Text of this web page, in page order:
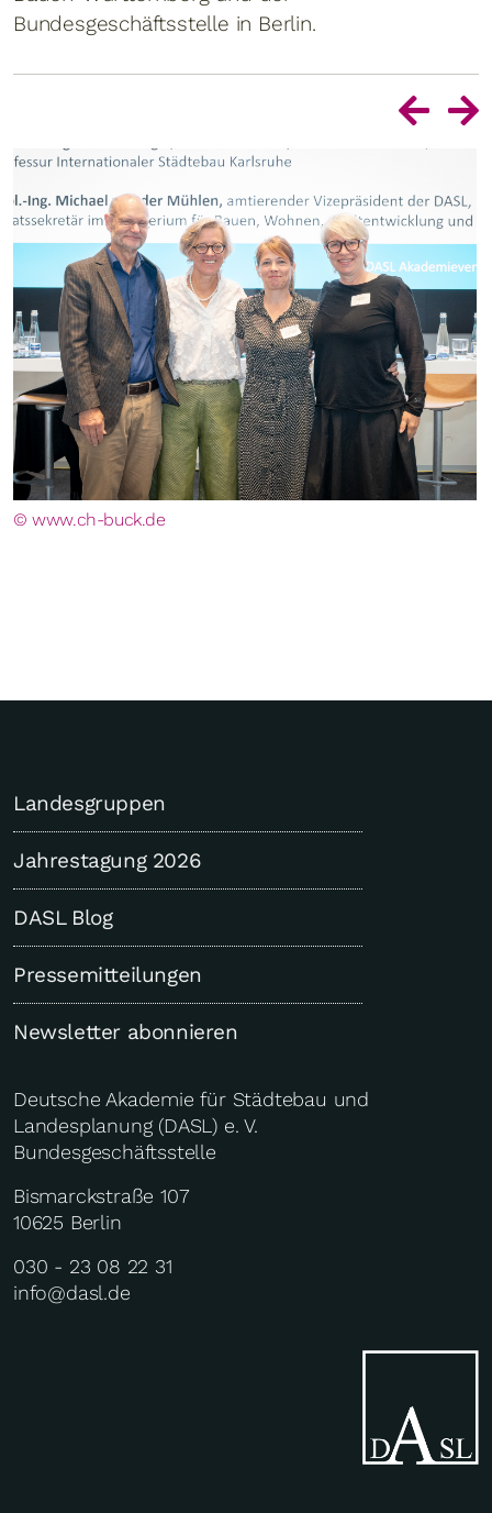
Bundesgeschäftsstelle in Berlin.
© www.ch-buck.de
Landesgruppen
Jahrestagung 2026
DASL Blog
Pressemitteilungen
Newsletter abonnieren
Deutsche Akademie für Städtebau und
Landesplanung (DASL) e. V.
Bundesgeschäftsstelle
Bismarckstraße 107
10625 Berlin
030 - 23 08 22 31
info@dasl.de